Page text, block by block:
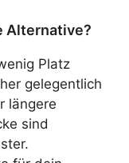
Alternative?
Platz
gelegentlich
längere
sind